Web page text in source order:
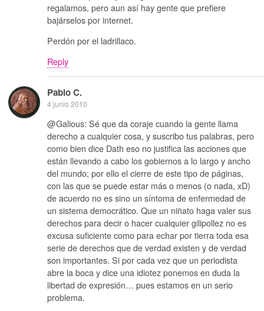
regalamos, pero aun así hay gente que prefiere
bajárselos por internet.
Perdón por el ladrillaco.
Reply
Pablo C.
4 junio 2010
@Galious: Sé que da coraje cuando la gente llama
derecho a cualquier cosa, y suscribo tus palabras, pero
como bien dice Dath eso no justifica las acciones que
están llevando a cabo los gobiernos a lo largo y ancho
del mundo; por ello el cierre de este tipo de páginas,
con las que se puede estar más o menos (o nada, xD)
de acuerdo no es sino un síntoma de enfermedad de
un sistema democrático. Que un niñato haga valer sus
derechos para decir o hacer cualquier gilipollez no es
excusa suficiente como para echar por tierra toda esa
serie de derechos que de verdad existen y de verdad
son importantes. Si por cada vez que un periodista
abre la boca y dice una idiotez ponemos en duda la
libertad de expresión… pues estamos en un serio
problema.